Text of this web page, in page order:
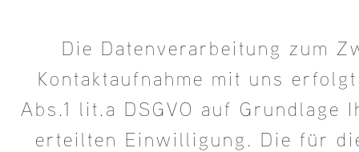
Die Datenverarbeitung zum
Kontaktaufnahme mit uns
Abs.1 lit.a DSGVO auf
erteilten Einwilligung. Die für